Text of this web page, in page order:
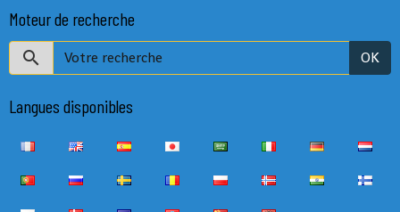
Moteur de recherche
OK
Langues disponibles